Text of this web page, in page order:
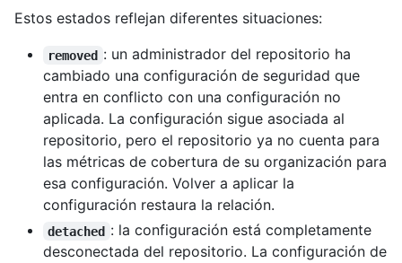
Estos estados reflejan diferentes situaciones:
removed : un administrador del repositorio ha
cambiado una configuración de seguridad que
entra en conflicto con una configuración no
aplicada. La configuración sigue asociada al
repositorio, pero el repositorio ya no cuenta para
las métricas de cobertura de su organización para
esa configuración. Volver a aplicar la
configuración restaura la relación.
detached : la configuración está completamente
desconectada del repositorio. La configuración de